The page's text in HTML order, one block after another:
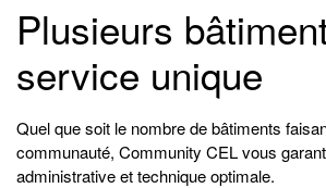
Plusieurs
service unique
Quel que soit le nombre de bâtiments
communauté, Community CEL vous
administrative et technique optimale.